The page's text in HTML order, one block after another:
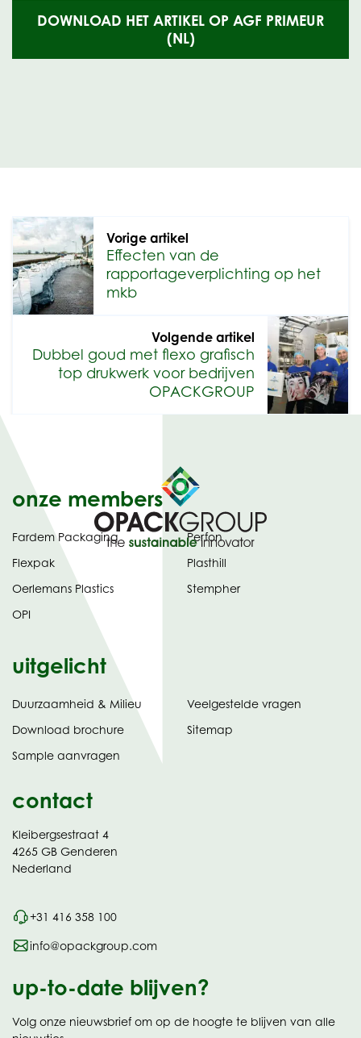
DOWNLOAD HET ARTIKEL OP AGF PRIMEUR
(NL)(OPENT
IN
Vorige artikel
Effecten van de
rapportageverplichting op het
mkb
Volgende artikel
Dubbel goud met flexo grafisch
top drukwerk voor bedrijven
OPACKGROUP
onze members
Fardem Packaging
Flexpak
Oerlemans Plastics
OPI
Perfon
Plasthill
Stempher
uitgelicht
Duurzaamheid & Milieu
Download brochure(opent
tabblad)
Sample aanvragen
Veelgestelde vragen
Sitemap
contact
Kleibergsestraat 4
4265 GB Genderen
Nederland
+31 416 358 100
info@opackgroup.com
up-to-date blijven?
Volg onze nieuwsbrief om op de hoogte te blijven van alle